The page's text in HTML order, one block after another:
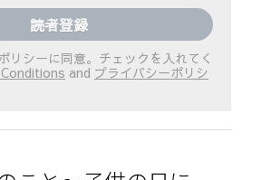
読者登録
リシーに同意。チェックを入れてく
and プライバシーポリシ